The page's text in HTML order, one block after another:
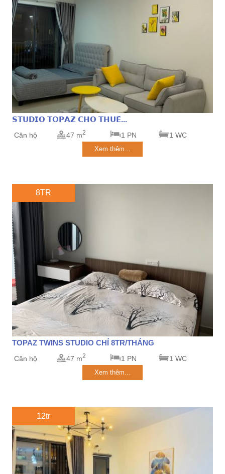
𝗦𝗧𝗨𝗗𝗜𝗢 𝗧𝗢𝗣𝗔𝗭 𝗖𝗛𝗢 𝗧𝗛𝗨𝗘̂...
Căn hộ 47 m2 1 PN 1 WC
Xem thêm...
8TR
TOPAZ TWINS STUDIO CHỈ 8TR/THÁNG
Căn hộ 47 m2 1 PN 1 WC
Xem thêm...
12tr